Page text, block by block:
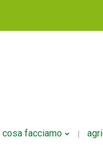
cosa facciamo